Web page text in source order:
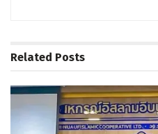
Related Posts